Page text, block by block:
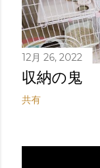
12月 26, 2022
収納の鬼
共有